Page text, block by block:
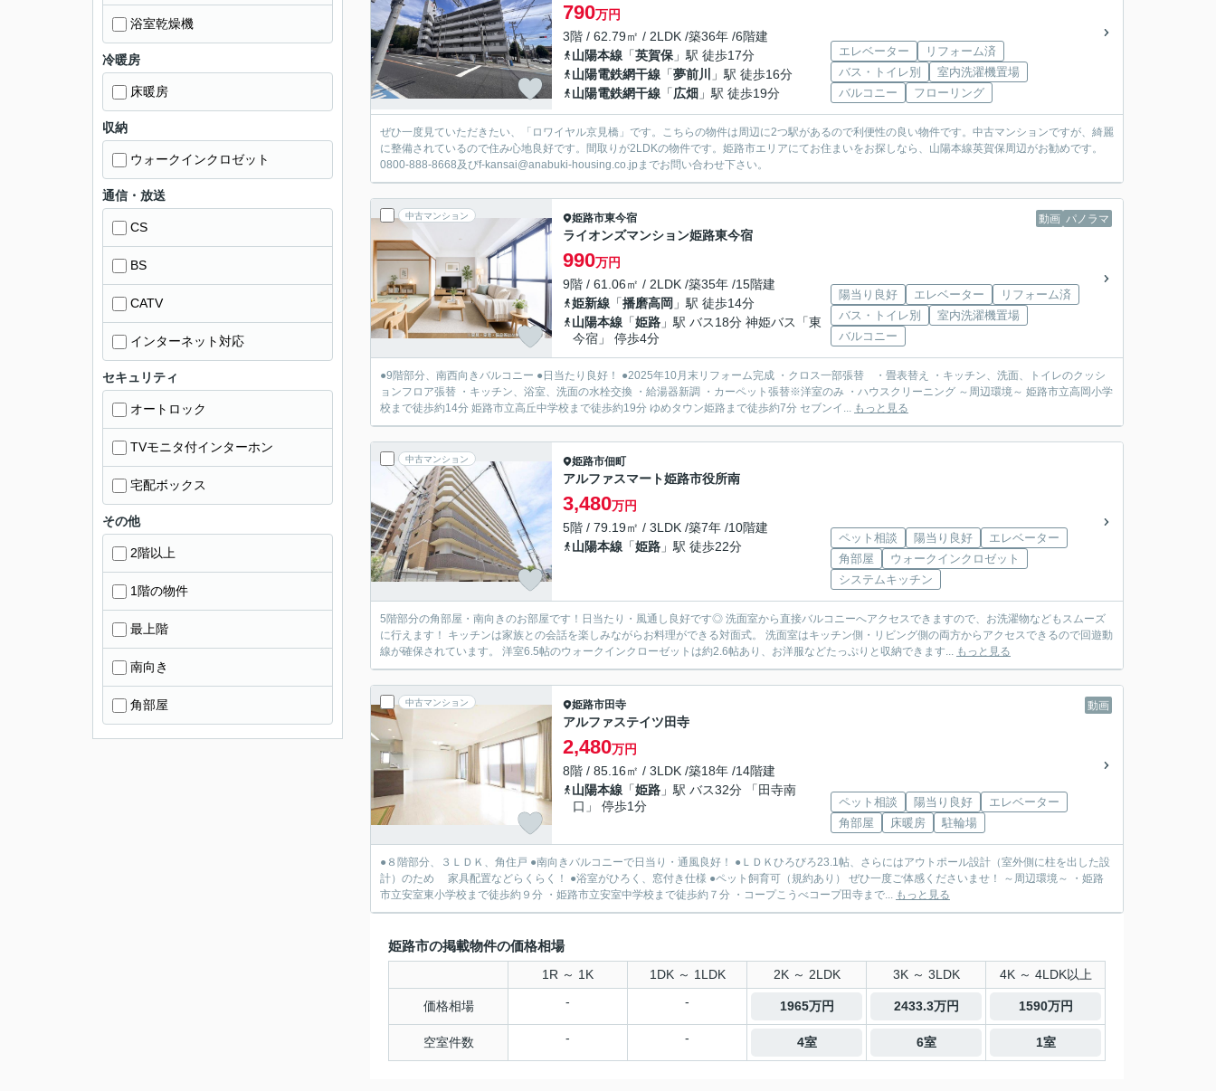
790万円
3階 / 62.79㎡ / 2LDK /築36年 /6階建
山陽本線 「英賀保 」駅 徒歩17分
山陽電鉄網干線 「夢前川
」駅 徒歩16分
山陽電鉄網干線 「広畑 」駅 徒歩19分
エレベーター
リフォーム済
バス・トイレ別
室内洗濯機置場
バルコニー
フローリング
ぜひ一度見ていただきたい、「ロワイヤル京見橋」です。こちらの物件は周辺に2つ駅があるので利便性の良い物件です。中古マンションですが、綺麗
に整備されているので住み心地良好です。間取りが2LDKの物件です。姫路市エリアにてお住まいをお探しなら、山陽本線英賀保周辺がお勧めです。
0800-888-8668及びf-kansai@anabuki-housing.co.jpまでお問い合わせ下さい。
中古マンション 動画 パノラマ
姫路市東今宿
ライオンズマンション姫路東今宿
990万円
9階 / 61.06㎡ / 2LDK /築35年 /15階建
姫新線 「播磨高岡 」駅 徒歩14分
山陽本線 「姫路 」駅 バス18分 神姫バス「東
今宿」 停歩4分
陽当り良好 エレベーター
リフォーム済
バス・トイレ別
室内洗濯機置場
バルコニー
●9階部分、南西向きバルコニー ●日当たり良好！ ●2025年10月末リフォーム完成 ・クロス一部張替 ・畳表替え ・キッチン、洗面、トイレのクッシ
ョンフロア張替 ・キッチン、浴室、洗面の水栓交換 ・給湯器新調 ・カーペット張替※洋室のみ ・ハウスクリーニング ～周辺環境～ 姫路市立高岡小学
校まで徒歩約14分 姫路市立高丘中学校まで徒歩約19分 ゆめタウン姫路まで徒歩約7分 セブンイ... もっと見る
中古マンション 姫路市佃町
アルファスマート姫路市役所南
3,480万円
5階 / 79.19㎡ / 3LDK /築7年 /10階建
山陽本線 「姫路 」駅 徒歩22分
ペット相談 陽当り良好
エレベーター
角部屋
ウォークインクロゼット
システムキッチン
5階部分の角部屋・南向きのお部屋です！日当たり・風通し良好です◎ 洗面室から直接バルコニーへアクセスできますので、お洗濯物などもスムーズ
に行えます！ キッチンは家族との会話を楽しみながらお料理ができる対面式。 洗面室はキッチン側・リビング側の両方からアクセスできるので回遊動
線が確保されています。 洋室6.5帖のウォークインクローゼットは約2.6帖あり、お洋服などたっぷりと収納できます... もっと見る
中古マンション 動画
姫路市田寺
アルファステイツ田寺
2,480万円
8階 / 85.16㎡ / 3LDK /築18年 /14階建
山陽本線 「姫路 」駅 バス32分 「田寺南
口」 停歩1分
ペット相談 陽当り良好
エレベーター
角部屋
床暖房 駐輪場
●８階部分、３ＬＤＫ、角住戸 ●南向きバルコニーで日当り・通風良好！ ●ＬＤＫひろびろ23.1帖、さらにはアウトポール設計（室外側に柱を出した設
計）のため 家具配置などらくらく！ ●浴室がひろく、窓付き仕様 ●ペット飼育可（規約あり） ぜひ一度ご体感くださいませ！ ～周辺環境～ ・姫路
市立安室東小学校まで徒歩約９分 ・姫路市立安室中学校まで徒歩約７分 ・コープこうべコープ田寺まで... もっと見る
姫路市の掲載物件の価格相場
1R ～ 1K 1DK ～ 1LDK 2K ～ 2LDK 3K ～ 3LDK 4K ～ 4LDK以上
価格相場 - - 1965万円 2433.3万円 1590万円
空室件数 - - 4室 6室 1室
浴室乾燥機
冷暖房
床暖房
収納
ウォークインクロゼット
通信・放送
CS
BS
CATV
インターネット対応
セキュリティ
オートロック
TVモニタ付インターホン
宅配ボックス
その他
2階以上
1階の物件
最上階
南向き
角部屋